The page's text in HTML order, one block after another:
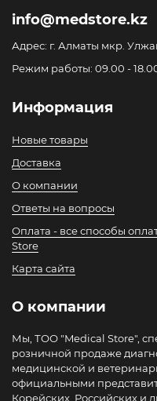
info@medstore.kz
Адрес: г. Алматы мкр.
Режим работы: 09.00 -
Информация
Новые товары
Доставка
О компании
Ответы на вопросы
Оплата - все способы
Store
Карта сайта
О компании
Мы, ТОО "Medical Store",
розничной продаже
медицинской и
официальными
Корейских, Российских и